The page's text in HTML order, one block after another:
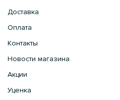
Доставка
Оплата
Контакты
Новости магазина
Акции
Уценка